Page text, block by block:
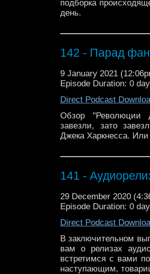
подборка
день.
142 - Парад
9 January 2021
Episode Duration: 0
Direct Podcast
Обзор "Революции
завезли, зато
Джека Харкнесса.
141 -
29 December 2020
Episode Duration: 0
Direct Podcast
В заключительном
вам о релизах
встретимся с вами
наступающим,